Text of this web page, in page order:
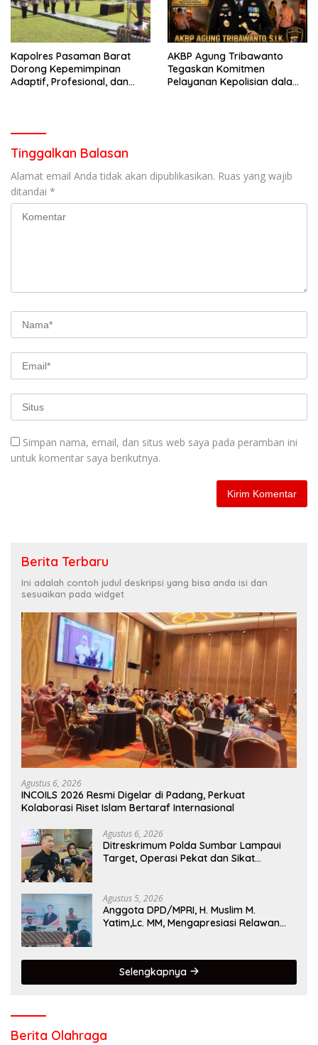
Kapolres Pasaman Barat
Dorong Kepemimpinan
Adaptif, Profesional, dan
AKBP Agung Tribawanto
Tegaskan Komitmen
Pelayanan Kepolisian dalam
Tinggalkan Balasan
Alamat email Anda tidak akan dipublikasikan. Ruas yang wajib
ditandai *
Simpan nama, email, dan situs web saya pada peramban ini
untuk komentar saya berikutnya.
Berita Terbaru
Ini adalah contoh judul deskripsi yang bisa anda isi dan
sesuaikan pada widget
Agustus 6, 2026
INCOILS 2026 Resmi Digelar di Padang, Perkuat
Kolaborasi Riset Islam Bertaraf Internasional
Agustus 6, 2026
Ditreskrimum Polda Sumbar Lampaui
Target, Operasi Pekat dan Sikat
Agustus 5, 2026
Anggota DPD/MPRI, H. Muslim M.
Yatim,Lc. MM, Mengapresiasi Relawan
Selengkapnya
Berita Olahraga